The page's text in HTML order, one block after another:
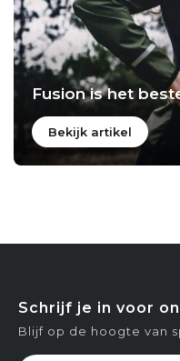
Fusion is het
Bekijk artikel
Schrijf je in voor
Blijf op de hoogte van